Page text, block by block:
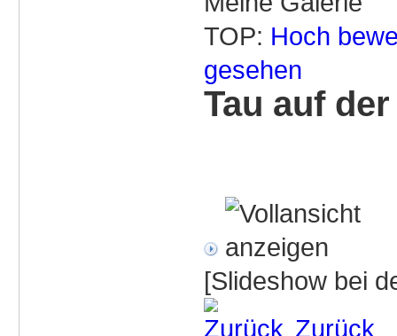
TOP: Hoch
gesehen
Tau auf
[Slideshow bei
Zurück